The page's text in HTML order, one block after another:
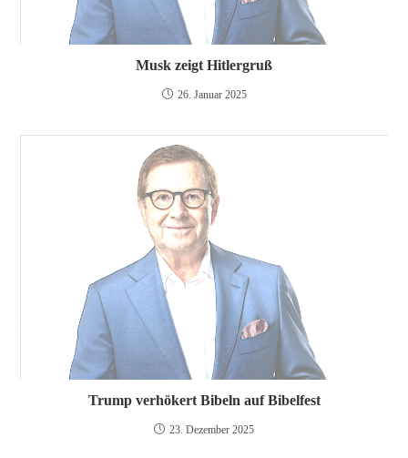
Musk zeigt Hitlergruß
26. Januar 2025
Trump verhökert Bibeln auf Bibelfest
23. Dezember 2025